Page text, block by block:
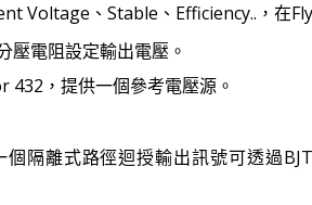
Voltage、Stable、Efficiency..，在
壓電阻設定輸出電壓。
432，提供一個參考電壓源。
個隔離式路徑迴授輸出訊號可透過